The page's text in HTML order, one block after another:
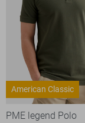
American Classic
PME legend Polo